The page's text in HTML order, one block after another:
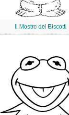
Il Mostro dei Biscotti